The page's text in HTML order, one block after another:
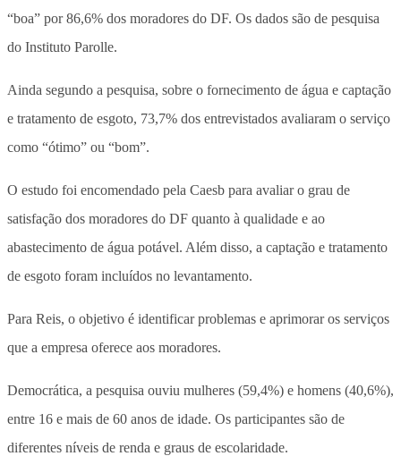
“boa” por 86,6% dos moradores do DF. Os dados são de pesquisa
do Instituto Parolle.
Ainda segundo a pesquisa, sobre o fornecimento de água e captação
e tratamento de esgoto, 73,7% dos entrevistados avaliaram o serviço
como “ótimo” ou “bom”.
O estudo foi encomendado pela Caesb para avaliar o grau de
satisfação dos moradores do DF quanto à qualidade e ao
abastecimento de água potável. Além disso, a captação e tratamento
de esgoto foram incluídos no levantamento.
Para Reis, o objetivo é identificar problemas e aprimorar os serviços
que a empresa oferece aos moradores.
Democrática, a pesquisa ouviu mulheres (59,4%) e homens (40,6%),
entre 16 e mais de 60 anos de idade. Os participantes são de
diferentes níveis de renda e graus de escolaridade.